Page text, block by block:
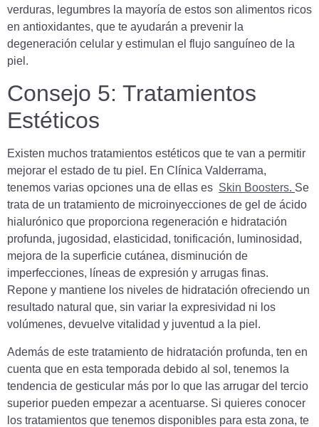
verduras, legumbres la mayoría de estos son alimentos ricos
en antioxidantes, que te ayudarán a prevenir la
degeneración celular y estimulan el flujo sanguíneo de la
piel.
Consejo 5: Tratamientos
Estéticos
Existen muchos tratamientos estéticos que te van a permitir
mejorar el estado de tu piel. En Clínica Valderrama,
tenemos varias opciones una de ellas es Skin Boosters. Se
trata de un tratamiento de microinyecciones de gel de ácido
hialurónico que proporciona regeneración e hidratación
profunda, jugosidad, elasticidad, tonificación, luminosidad,
mejora de la superficie cutánea, disminución de
imperfecciones, líneas de expresión y arrugas finas.
Repone y mantiene los niveles de hidratación ofreciendo un
resultado natural que, sin variar la expresividad ni los
volúmenes, devuelve vitalidad y juventud a la piel.
Además de este tratamiento de hidratación profunda, ten en
cuenta que en esta temporada debido al sol, tenemos la
tendencia de gesticular más por lo que las arrugar del tercio
superior pueden empezar a acentuarse. Si quieres conocer
los tratamientos que tenemos disponibles para esta zona, te